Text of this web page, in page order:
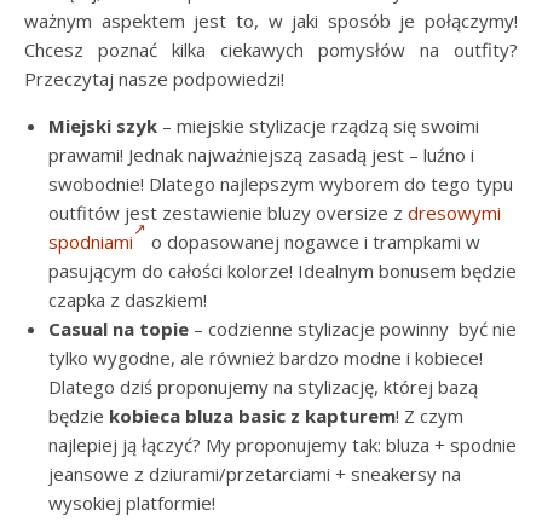
ważnym aspektem jest to, w jaki sposób je połączymy!
Chcesz poznać kilka ciekawych pomysłów na outfity?
Przeczytaj nasze podpowiedzi!
Miejski szyk – miejskie stylizacje rządzą się swoimi
prawami! Jednak najważniejszą zasadą jest – luźno i
swobodnie! Dlatego najlepszym wyborem do tego typu
outfitów jest zestawienie bluzy oversize z dresowymi
spodniami
o dopasowanej nogawce i trampkami w
pasującym do całości kolorze! Idealnym bonusem będzie
czapka z daszkiem!
Casual na topie – codzienne stylizacje powinny być nie
tylko wygodne, ale również bardzo modne i kobiece!
Dlatego dziś proponujemy na stylizację, której bazą
będzie kobieca bluza basic z kapturem! Z czym
najlepiej ją łączyć? My proponujemy tak: bluza + spodnie
jeansowe z dziurami/przetarciami + sneakersy na
wysokiej platformie!